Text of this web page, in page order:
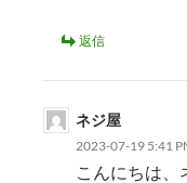
返信
ネジ屋
2023-07-19 5:41
こんにちは、